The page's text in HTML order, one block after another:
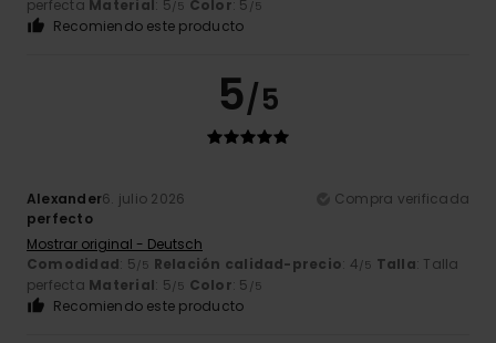
perfecta Material: 5/5 Color: 5 /5
Recomiendo este producto
5/5
Alexander6. julio 2026
Compra verificada
perfecto
Mostrar original - Deutsch
Comodidad: 5/5 Relación calidad-precio: 4/5 Talla: Talla
perfecta Material: 5/5 Color: 5 /5
Recomiendo este producto